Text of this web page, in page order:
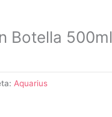
Botella 500ml
Aquarius